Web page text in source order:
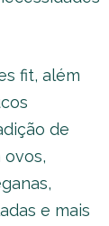
fit, além
de
ovos,
e mais